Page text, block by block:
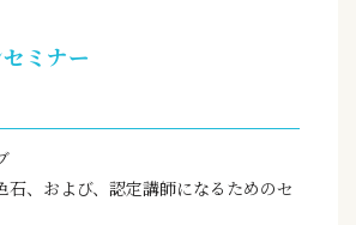
ミナー
石、および、認定講師になるためのセ